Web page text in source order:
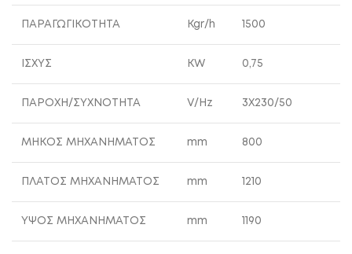
ΠΑΡΑΓΩΓΙΚΟΤΗΤΑ Kgr/h 1500
ΙΣΧΥΣ KW 0,75
ΠΑΡΟΧΗ/ΣΥΧΝΟΤΗΤΑ V/Hz 3X230/50
ΜΗΚΟΣ ΜΗΧΑΝΗΜΑΤΟΣ mm 800
ΠΛΑΤΟΣ ΜΗΧΑΝΗΜΑΤΟΣ mm 1210
ΥΨΟΣ ΜΗΧΑΝΗΜΑΤΟΣ mm 1190